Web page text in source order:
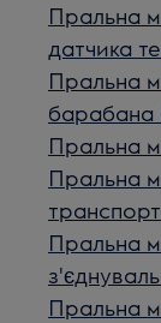
Пральна
датчика
Пральна
барабана
Пральна
Пральна
Пральна
Пральна